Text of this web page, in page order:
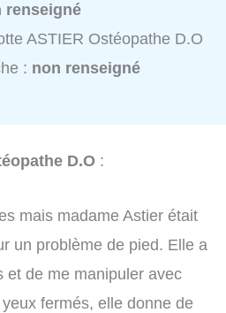
renseigné
ASTIER Ostéopathe D.O
: non renseigné
D.O :
mais madame Astier était
un problème de pied. Elle a
et de me manipuler avec
fermés, elle donne de